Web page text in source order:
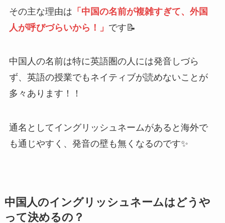
その主な理由は 「中国の名前が複雑すぎて、外国
人が呼びづらいから！」 です📝
中国人の名前は特に英語圏の人には発音しづら
ず、英語の授業でもネイティブが読めないことが
多々あります！！
通名としてイングリッシュネームがあると海外で
も通じやすく、発音の壁も無くなるのです✨
中国人のイングリッシュネームはどうや
って決めるの？